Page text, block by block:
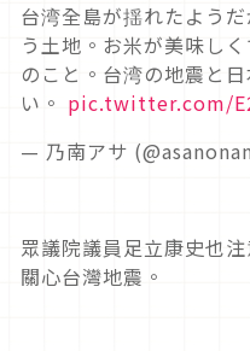
台湾全島が揺れたよう
う土地。お米が美味し
のこと。台湾の地震と
い。 pic.twitter.com/
— 乃南アサ
眾議院議員足立康史也
關心台灣地震。